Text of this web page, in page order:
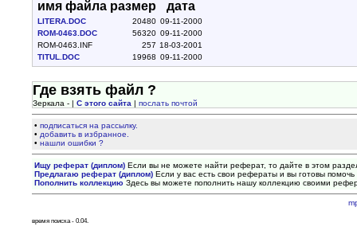
имя файла размер дата
LITERA.DOC 20480 09-11-2000
ROM-0463.DOC
56320 09-11-2000
ROM-0463.INF
257 18-03-2001
TITUL.DOC
19968 09-11-2000
Где взять файл ?
Зеркала - |С этого сайта |послать почтой
•подписаться на рассылку.
• добавить в избранное.
•нашли ошибки ?
Ищу реферат (диплом) Если вы не можете найти реферат, то дайте в этом
Предлагаю реферат (диплом) Если у вас есть свои рефераты и вы готовы
Пополнить коллекцию Здесь вы можете пополнить нашу коллекцию своими
время поиска - 0.04.